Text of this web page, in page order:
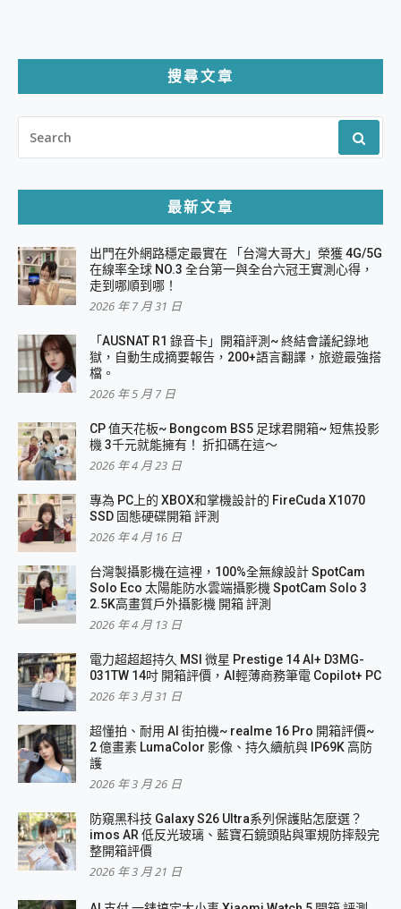
搜尋文章
FOR:
最新文章
出門在外網路穩定最實在 「台灣大哥大」榮獲 4G/5G
在線率全球 NO.3 全台第一與全台六冠王實測心得，
走到哪順到哪！
2026 年 7 月 31 日
「AUSNAT R1 錄音卡」開箱評測~ 終結會議紀錄地
獄，自動生成摘要報告，200+語言翻譯，旅遊最強搭
檔。
2026 年 5 月 7 日
CP 值天花板~ Bongcom BS5 足球君開箱~ 短焦投影
機 3千元就能擁有！ 折扣碼在這～
2026 年 4 月 23 日
專為 PC上的 XBOX和掌機設計的 FireCuda X1070
SSD 固態硬碟開箱 評測
2026 年 4 月 16 日
台灣製攝影機在這裡，100%全無線設計 SpotCam
Solo Eco 太陽能防水雲端攝影機 SpotCam Solo 3
2.5K高畫質戶外攝影機 開箱 評測
2026 年 4 月 13 日
電力超超超持久 MSI 微星 Prestige 14 AI+ D3MG-
031TW 14吋 開箱評價，AI輕薄商務筆電 Copilot+ PC
2026 年 3 月 31 日
超懂拍、耐用 AI 街拍機~ realme 16 Pro 開箱評價~
2 億畫素 LumaColor 影像、持久續航與 IP69K 高防
護
2026 年 3 月 26 日
防窺黑科技 Galaxy S26 Ultra系列保護貼怎麼選？
imos AR 低反光玻璃、藍寶石鏡頭貼與軍規防摔殼完
整開箱評價
2026 年 3 月 21 日